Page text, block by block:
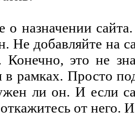
о назначении
Не добавляйте на
Конечно, это не
в рамках. Просто
ли он. И если
от него.